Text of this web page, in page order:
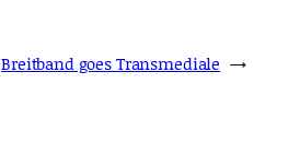
Breitband goes Transmediale →